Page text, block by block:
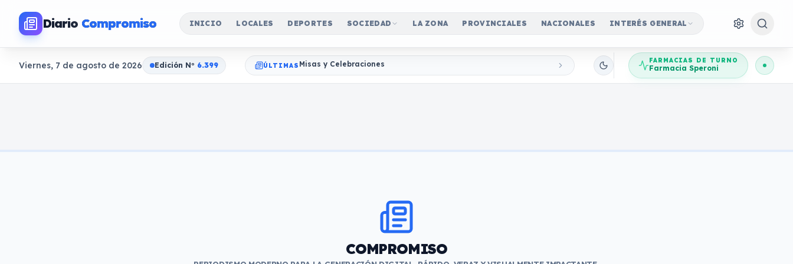
Diario Compromiso INICIO LOCALES DEPORTES SOCIEDAD LA ZONA PROVINCIALES NACIONALES INTERÉS GENERAL
Viernes, 7 de agosto de 2026 Edición No 6.399 ÚLTIMAS Misas y Celebraciones FARMACIAS DE TURNO
Farmacia Speroni
COMPROMISO